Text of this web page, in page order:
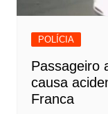
POLÍCIA
Passageiro
causa
Franca